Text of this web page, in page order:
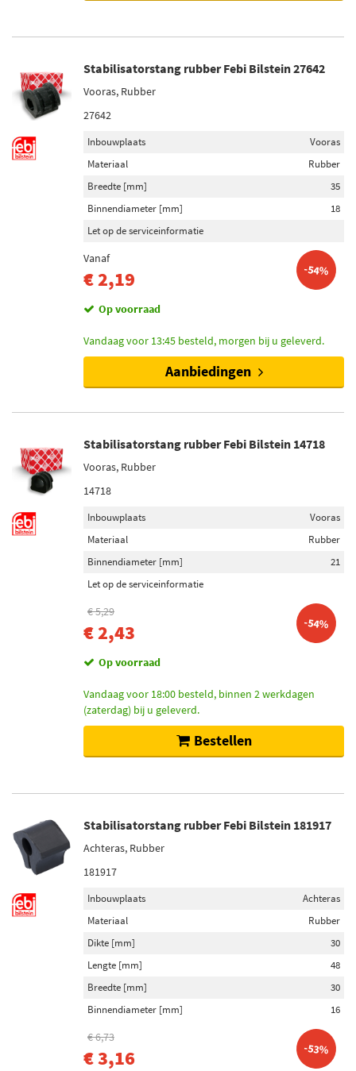
Stabilisatorstang rubber Febi Bilstein 27642
Vooras, Rubber
27642
Inbouwplaats
Vooras
Materiaal
Rubber
Breedte [mm]
35
Binnendiameter [mm]
18
Let op de serviceinformatie
Vanaf
€ 2,19 -54%
Op voorraad
Vandaag voor 13:45 besteld, morgen bij u geleverd.
Aanbiedingen
Stabilisatorstang rubber Febi Bilstein 14718
Vooras, Rubber
14718
Inbouwplaats
Vooras
Materiaal
Rubber
Binnendiameter [mm]
21
Let op de serviceinformatie
€ 5,29
€ 2,43 -54%
Op voorraad
Vandaag voor 18:00 besteld, binnen 2 werkdagen
(zaterdag) bij u geleverd.
Bestellen
Stabilisatorstang rubber Febi Bilstein 181917
Achteras, Rubber
181917
Inbouwplaats
Achteras
Materiaal
Rubber
Dikte [mm]
30
Lengte [mm]
48
Breedte [mm]
30
Binnendiameter [mm]
16
€ 6,73
€ 3,16 -53%